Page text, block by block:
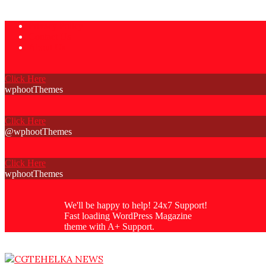
Skip
content
Click Here
wphootThemes
Click Here
@wphootThemes
Click Here
wphootThemes
We'll be happy to help! 24x7 Support!
Fast loading WordPress Magazine
theme with A+ Support.